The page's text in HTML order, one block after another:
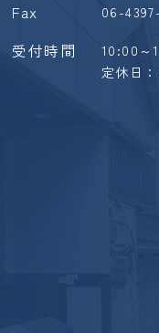
Fax 06-
受付時間
10:00～
定休日